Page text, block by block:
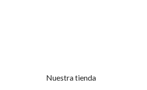
Nuestra tienda